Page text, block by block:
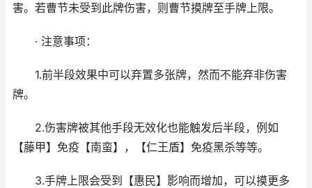
害。若曹节未受到此牌伤害，则曹节摸牌至手牌上限。
· 注意事项：
1.前半段效果中可以弃置多张牌，然而不能弃非伤害
牌。
2.伤害牌被其他手段无效化也能触发后半段，例如
【藤甲】免疫【南蛮】，【仁王盾】免疫黑杀等等。
3.手牌上限会受到【惠民】影响而增加，可以摸更多